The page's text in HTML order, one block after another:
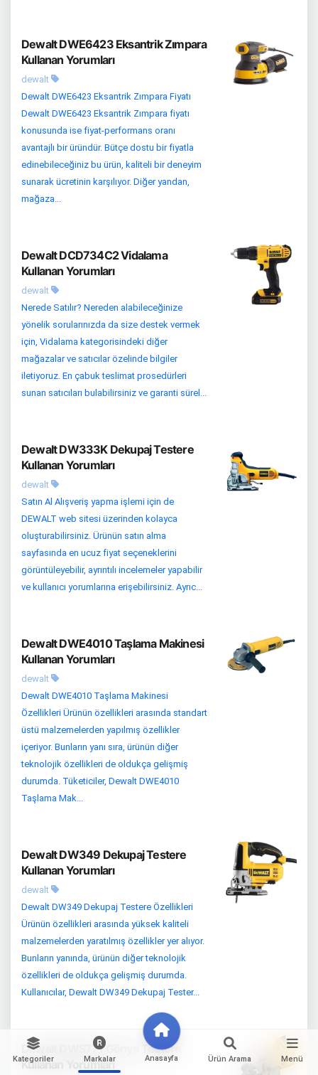
Kategoriler Markalar Anasayfa Ürün Arama Menü
Dewalt DWE6423 Eksantrik Zımpara
Kullanan Yorumları
dewalt
Dewalt DWE6423 Eksantrik Zımpara Fiyatı
Dewalt DWE6423 Eksantrik Zımpara fiyatı
konusunda ise fiyat-performans oranı
avantajlı bir üründür. Bütçe dostu bir fiyatla
edinebileceğiniz bu ürün, kaliteli bir deneyim
sunarak ücretinin karşılıyor. Diğer yandan,
mağaza...
Dewalt DCD734C2 Vidalama
Kullanan Yorumları
dewalt
Nerede Satılır? Nereden alabileceğinize
yönelik sorularınızda da size destek vermek
için, Vidalama kategorisindeki diğer
mağazalar ve satıcılar özelinde bilgiler
iletiyoruz. En çabuk teslimat prosedürleri
sunan satıcıları bulabilirsiniz ve garanti sürel...
Dewalt DW333K Dekupaj Testere
Kullanan Yorumları
dewalt
Satın Al Alışveriş yapma işlemi için de
DEWALT web sitesi üzerinden kolayca
oluşturabilirsiniz. Ürünün satın alma
sayfasında en ucuz fiyat seçeneklerini
görüntüleyebilir, ayrıntılı incelemeler yapabilir
ve kullanıcı yorumlarına erişebilirsiniz. Ayrıc...
Dewalt DWE4010 Taşlama Makinesi
Kullanan Yorumları
dewalt
Dewalt DWE4010 Taşlama Makinesi
Özellikleri Ürünün özellikleri arasında standart
üstü malzemelerden yapılmış özellikler
içeriyor. Bunların yanı sıra, ürünün diğer
teknolojik özellikleri de oldukça gelişmiş
durumda. Tüketiciler, Dewalt DWE4010
Taşlama Mak...
Dewalt DW349 Dekupaj Testere
Kullanan Yorumları
dewalt
Dewalt DW349 Dekupaj Testere Özellikleri
Ürünün özellikleri arasında yüksek kaliteli
malzemelerden yaratılmış özellikler yer alıyor.
Bunların yanında, ürünün diğer teknolojik
özellikleri de oldukça gelişmiş durumda.
Kullanıcılar, Dewalt DW349 Dekupaj Tester...
Dewalt DWS771 Gönye Testere
Kullanan Yorumları